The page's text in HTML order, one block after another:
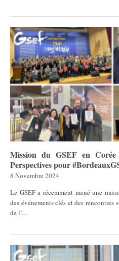
Mission du GSEF en
Perspectives pour
8 Novembre 2024
Le GSEF a récemment mené une
des événements clés et des rencontres
de l’...